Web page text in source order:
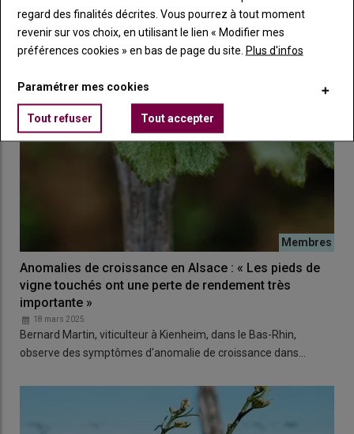
Anomalies de croissance en Alsace : « Les pieds de
vigne touchés ont une perte de rendement très
importante »
18 mars 2025
Bernard Martin, viticulteur à Kienheim, dans le Bas-Rhin,
observe des symptômes d'anomalie de croissance dans…
regard des finalités décrites. Vous pourrez à tout moment
revenir sur vos choix, en utilisant le lien « Modifier mes
préférences cookies » en bas de page du site. Plus d'infos
Paramétrer mes cookies
Tout refuser Tout accepter